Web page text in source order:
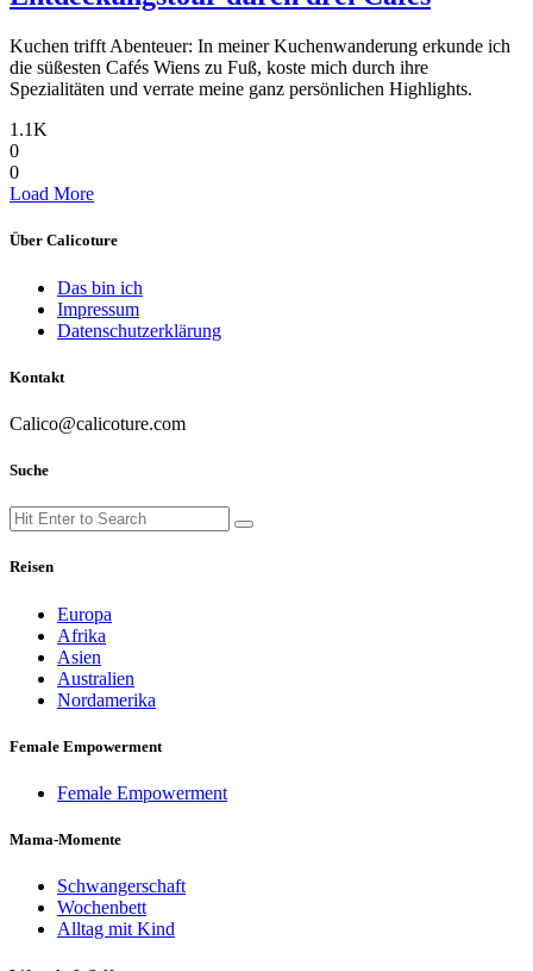
Kuchen trifft Abenteuer: In meiner Kuchenwanderung erkunde ich
die süßesten Cafés Wiens zu Fuß, koste mich durch ihre
Spezialitäten und verrate meine ganz persönlichen Highlights.
1.1K
0
0
Posts
Navigation
Load More
Über Calicoture
Das bin ich
Impressum
Datenschutzerklärung
Kontakt
Calico@calicoture.com
Suche
Search
for:
Search
Reisen
Europa
Afrika
Asien
Australien
Nordamerika
Female Empowerment
Female Empowerment
Mama-Momente
Schwangerschaft
Wochenbett
Alltag mit Kind